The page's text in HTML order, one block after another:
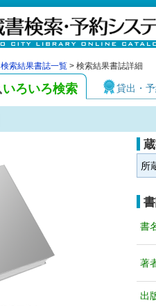
検索結果書誌一覧 > 検索結果書誌詳細
いろいろ検索 貸出・
所
書
著
出